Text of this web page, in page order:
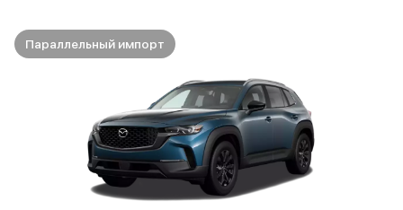
Параллельный импорт